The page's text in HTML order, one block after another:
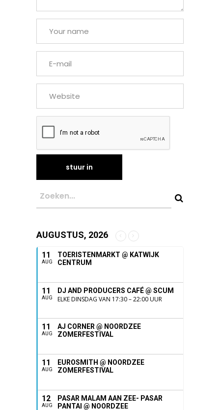
AUGUSTUS, 2026
11
AUG
TOERISTENMARKT @ KATWIJK
CENTRUM
11
AUG
DJ AND PRODUCERS CAFÉ @ SCUM
ELKE DINSDAG VAN 17:30 – 22:00 UUR
11
AUG
AJ CORNER @ NOORDZEE
ZOMERFESTIVAL
11
AUG
EUROSMITH @ NOORDZEE
ZOMERFESTIVAL
12
AUG
PASAR MALAM AAN ZEE- PASAR
PANTAI @ NOORDZEE